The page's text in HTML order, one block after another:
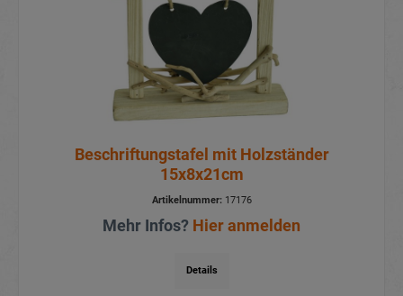
Beschriftungstafel mit Holzständer
15x8x21cm
Artikelnummer:17176
Mehr Infos? Hier anmelden
Details